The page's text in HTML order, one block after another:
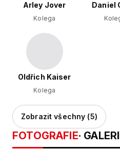
Arley Jover
Kolega
Daniel
Oldřich Kaiser
Kolega
Zobrazit všechny (5)
FOTOGRAFIE·